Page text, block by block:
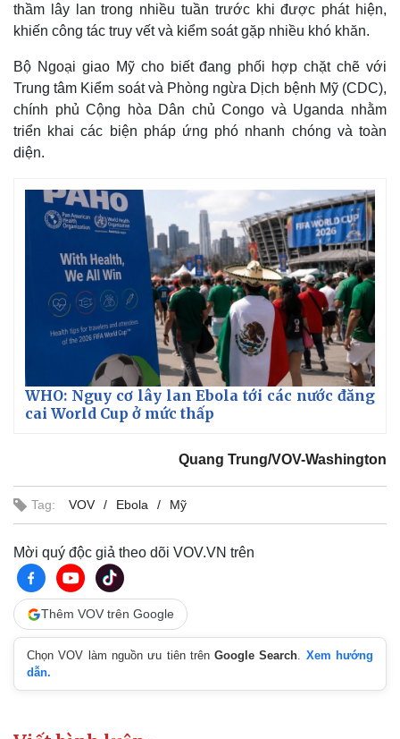
Quan sát
Cuộc sống đó đây
Hồ sơ
Multimedia
Video
Ảnh
E-Magazine
Infographic
thầm lây lan trong nhiều tuần trước khi được phát hiện,
khiến công tác truy vết và kiểm soát gặp nhiều khó khăn.
Bộ Ngoại giao Mỹ cho biết đang phối hợp chặt chẽ với
Trung tâm Kiểm soát và Phòng ngừa Dịch bệnh Mỹ (CDC),
chính phủ Cộng hòa Dân chủ Congo và Uganda nhằm
triển khai các biện pháp ứng phó nhanh chóng và toàn
diện.
WHO: Nguy cơ lây lan Ebola tới các nước đăng
cai World Cup ở mức thấp
Quang Trung/VOV-Washington
Tag: VOV Ebola Mỹ
Mời quý độc giả theo dõi VOV.VN trên
Thêm VOV trên Google
Chọn VOV làm nguồn ưu tiên trênGoogle Search. Xem hướng
dẫn.